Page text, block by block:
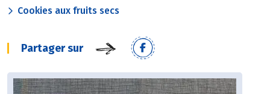
Cookies aux fruits secs
Partager sur